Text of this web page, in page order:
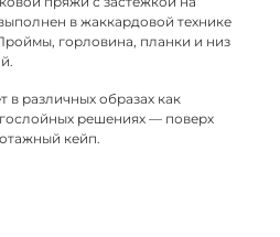
в жаккардовой технике
горловина, планки и низ
в различных образах как
решениях — поверх
кейп.